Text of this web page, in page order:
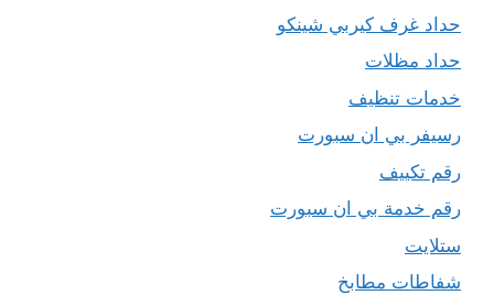
حداد غرف كيربي شينكو
حداد مظلات
خدمات تنظيف
رسيفر بي ان سبورت
رقم تكييف
رقم خدمة بي ان سبورت
ستلايت
شفاطات مطابخ